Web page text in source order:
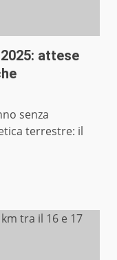
attese
senza
terrestre: il